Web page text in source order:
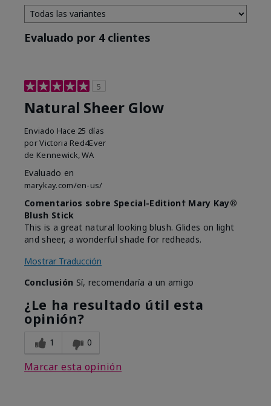
Evaluado por 4 clientes
5
Natural Sheer Glow
Enviado Hace 25 días
porVictoria Red4Ever
de Kennewick, WA
Evaluado en
marykay.com/en-us/
Comentarios sobre Special-Edition† Mary Kay®
Blush Stick
This is a great natural looking blush. Glides on light
and sheer, a wonderful shade for redheads.
Mostrar Traducción
Conclusión Sí, recomendaría a un amigo
¿Le ha resultado útil esta
opinión?
1 0
Marcar esta opinión